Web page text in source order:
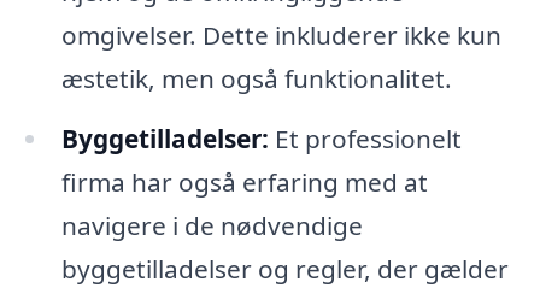
omgivelser. Dette inkluderer ikke kun
æstetik, men også funktionalitet.
Byggetilladelser: Et professionelt
firma har også erfaring med at
navigere i de nødvendige
byggetilladelser og regler, der gælder